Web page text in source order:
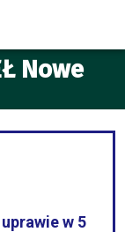
Nowe
w 5